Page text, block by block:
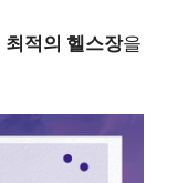
최적의 헬스장을